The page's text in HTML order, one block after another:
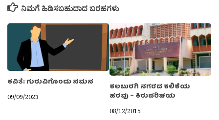
ನಿಮಗೆ ಹಿಡಿಸಬಹುದಾದ ಬರಹಗಳು
ಕವಿತೆ: ಗುರುವಿಗೊಂದು ನಮನ
09/09/2023
ಕಲಬುರಗಿ ನಗರದ ಕಲಿಕೆಯ
ಹರವು – ಕಿರುಪರಿಚಯ
08/12/2015